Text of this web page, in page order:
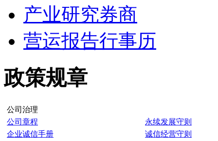
产业研究券商
营运报告行事历
政策规章
公司治理
公司章程
永续发展守则
企业诚信手册
诚信经营守则